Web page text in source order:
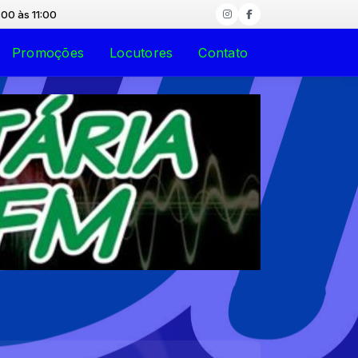
Promoções Locutores Contato